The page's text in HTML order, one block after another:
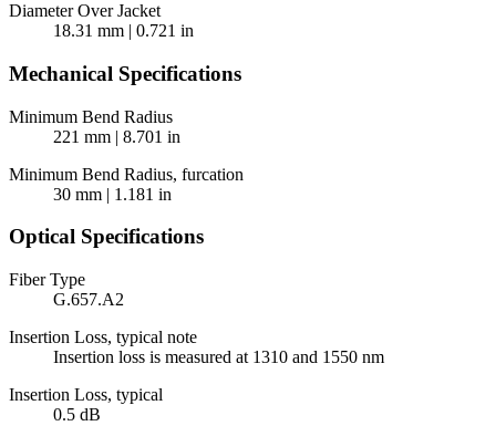
Diameter Over Jacket
18.31 mm | 0.721 in
Mechanical Specifications
Minimum Bend Radius
221 mm | 8.701 in
Minimum Bend Radius, furcation
30 mm | 1.181 in
Optical Specifications
Fiber Type
G.657.A2
Insertion Loss, typical note
Insertion loss is measured at 1310 and 1550 nm
Insertion Loss, typical
0.5 dB